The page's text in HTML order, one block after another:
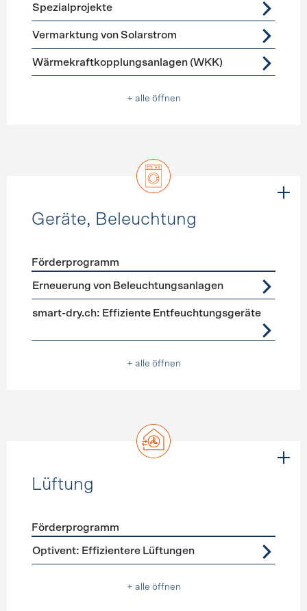
Spezialprojekte
Vermarktung von Solarstrom
Wärmekraftkopplungsanlagen (WKK)
+ alle öffnen
Geräte, Beleuchtung
Förderprogramme Geräte, Beleuchtung
Förderprogramm
Erneuerung von Beleuchtungsanlagen
smart-dry.ch: Effiziente Entfeuchtungsgeräte
+ alle öffnen
Lüftung
Förderprogramme Lüftung
Förderprogramm
Optivent: Effizientere Lüftungen
+ alle öffnen